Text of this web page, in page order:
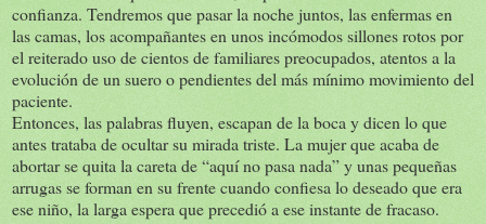
confianza. Tendremos que pasar la noche juntos, las enfermas en
las camas, los acompañantes en unos incómodos sillones rotos por
el reiterado uso de cientos de familiares preocupados, atentos a la
evolución de un suero o pendientes del más mínimo movimiento del
paciente.
Entonces, las palabras fluyen, escapan de la boca y dicen lo que
antes trataba de ocultar su mirada triste. La mujer que acaba de
abortar se quita la careta de “aquí no pasa nada” y unas pequeñas
arrugas se forman en su frente cuando confiesa lo deseado que era
ese niño, la larga espera que precedió a ese instante de fracaso.